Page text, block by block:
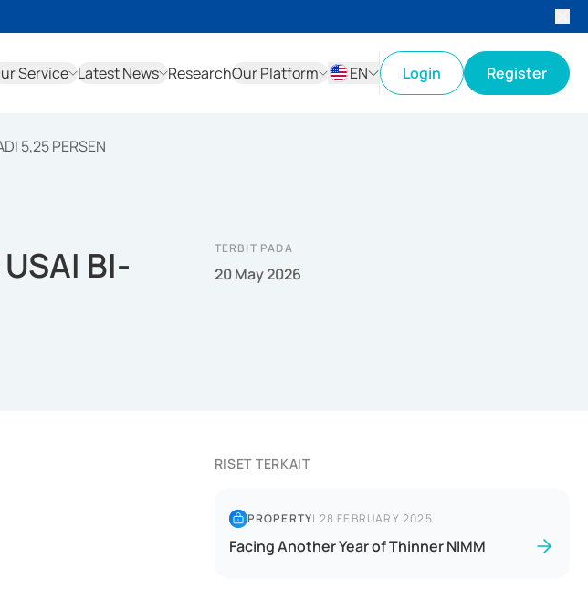
Service Latest News ResearchOur Platform
EN
Login Register
5,25 PERSEN
BI-
TERBIT PADA
20 May 2026
RISET TERKAIT
PROPERTY| 28 FEBRUARY 2025
Facing Another Year of Thinner NIMM